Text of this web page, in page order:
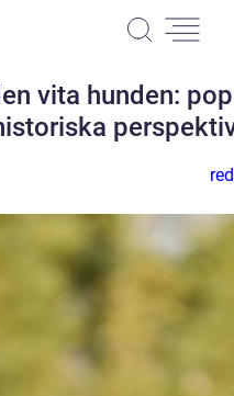
vita hunden: